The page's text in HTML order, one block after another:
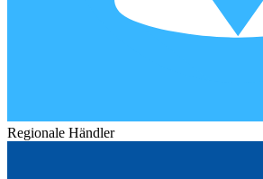
Regionale Händler